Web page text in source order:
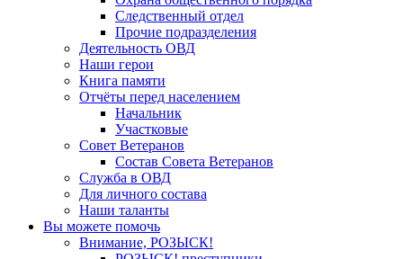
Следственный отдел
Прочие подразделения
Деятельность ОВД
Наши герои
Книга памяти
Отчёты перед населением
Начальник
Участковые
Совет Ветеранов
Состав Совета Ветеранов
Служба в ОВД
Для личного состава
Наши таланты
Вы можете помочь
Внимание, РОЗЫСК!